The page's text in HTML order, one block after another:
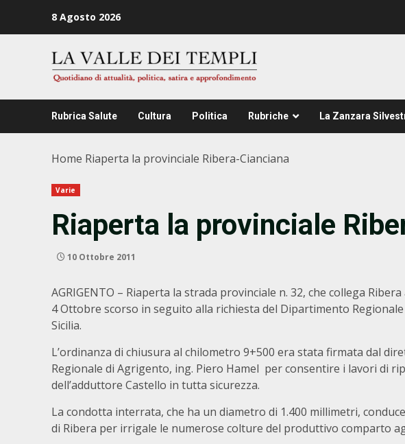
8 Agosto 2026
Rubrica Salute Cultura Politica Rubriche La Zanzara
Home Riaperta la provinciale Ribera-Cianciana
Varie
Riaperta la provinciale
10 Ottobre 2011
AGRIGENTO – Riaperta la strada provinciale n. 32, che collega
4 Ottobre scorso in seguito alla richiesta del Dipartimento
Sicilia.
L’ordinanza di chiusura al chilometro 9+500 era stata firmata dal
Regionale di Agrigento, ing. Piero Hamel per consentire i lavori di
dell’adduttore Castello in tutta sicurezza.
La condotta interrata, che ha un diametro di 1.400 millimetri,
di Ribera per irrigale le numerose colture del produttivo comparto